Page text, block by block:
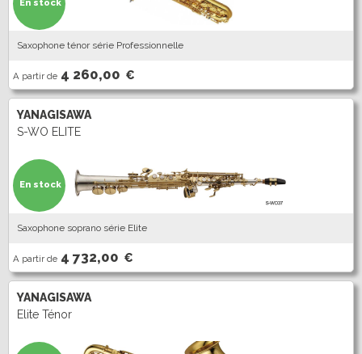
Saxophone ténor série Professionnelle
A partir de 4 260,00 €
En stock
YANAGISAWA
S-WO ELITE
Saxophone soprano série Elite
A partir de 4 732,00 €
En stock
YANAGISAWA
Elite Ténor